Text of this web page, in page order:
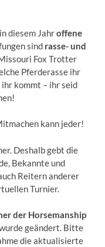
diesem Jahroffene
sind rasse- und
Fox Trotter
Pferderasse ihr
kommt – ihr seid
kann jeder!
Deshalb gebt die
Bekannte und
Reitern anderer
Turnier.
der Horsemanship
geändert. Bitte
die aktualisierte